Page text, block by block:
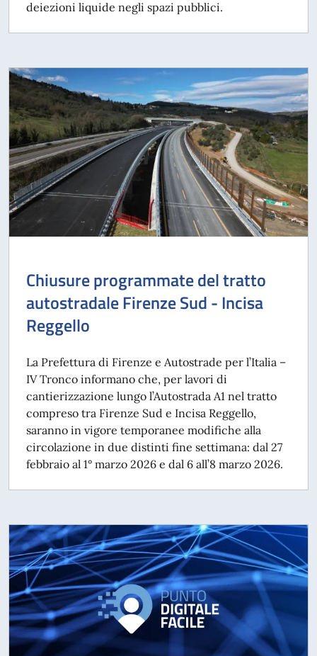
deiezioni liquide negli spazi pubblici.
Chiusure programmate del tratto
autostradale Firenze Sud - Incisa
Reggello
La Prefettura di Firenze e Autostrade per l’Italia –
IV Tronco informano che, per lavori di
cantierizzazione lungo l’Autostrada A1 nel tratto
compreso tra Firenze Sud e Incisa Reggello,
saranno in vigore temporanee modifiche alla
circolazione in due distinti fine settimana: dal 27
febbraio al 1° marzo 2026 e dal 6 all’8 marzo 2026.